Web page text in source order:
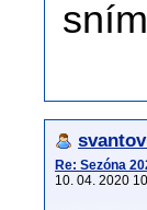
Re: Sezóna
10. 04. 2020